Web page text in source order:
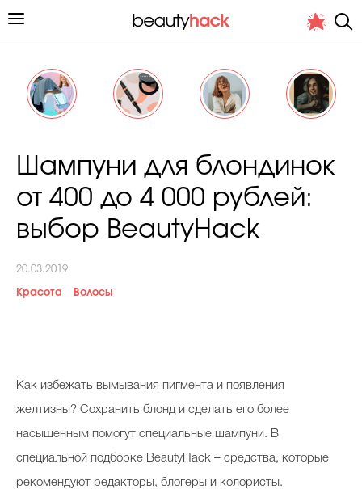
Личный опыт
Стиль жизни
Подиум
Косметичка профи
Вопрос эксперту
Папа может
Шампуни для блондинок
от 400 до 4 000 рублей:
выбор BeautyHack
20.03.2019
Красота Волосы
Как избежать вымывания пигмента и появления
желтизны? Сохранить блонд и сделать его более
насыщенным помогут специальные шампуни. В
специальной подборке BeautyHack – средства, которые
рекомендуют редакторы, блогеры и колористы.